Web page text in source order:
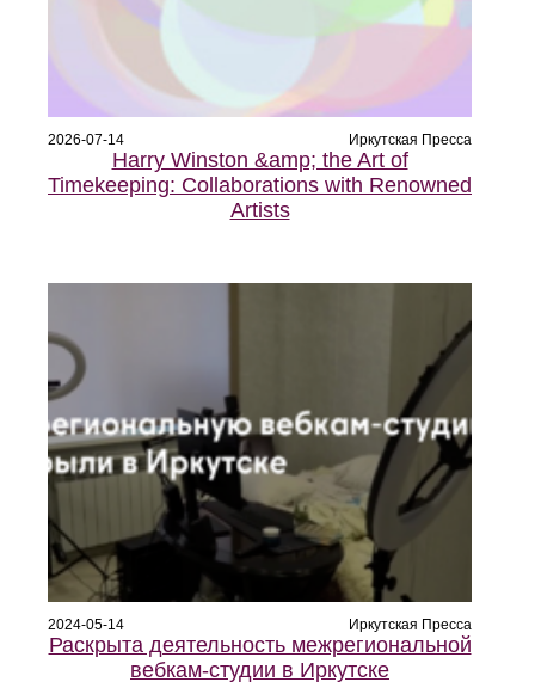
2026-07-14 Иркутская Пресса
Harry Winston &amp; the Art of
Timekeeping: Collaborations with Renowned
Artists
2024-05-14 Иркутская Пресса
Раскрыта деятельность межрегиональной
вебкам-студии в Иркутске